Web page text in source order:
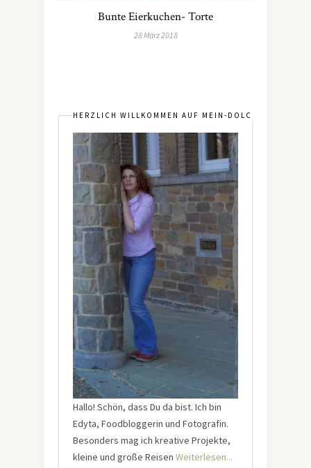
Bunte Eierkuchen- Torte
28 März 2018
HERZLICH WILLKOMMEN AUF MEIN-DOLCEVITA.DE
Hallo! Schön, dass Du da bist. Ich bin
Edyta, Foodbloggerin und Fotografin.
Besonders mag ich kreative Projekte,
kleine und große Reisen Weiterlesen...